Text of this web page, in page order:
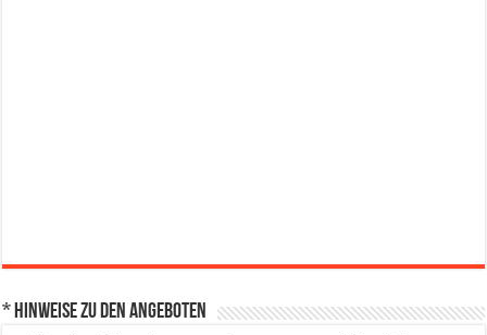
* Hinweise zu den Angeboten